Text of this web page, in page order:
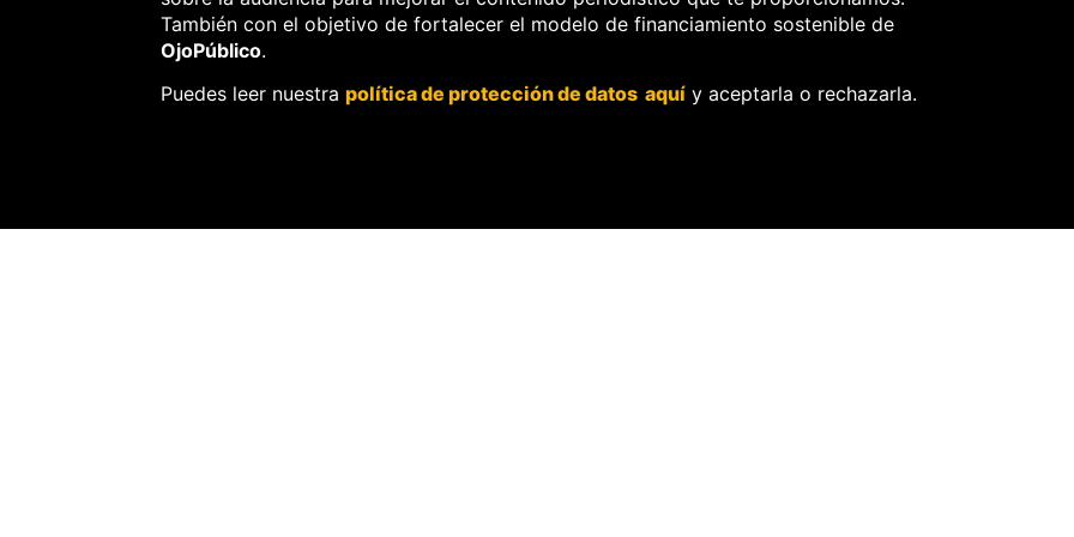
editorial.
Sobre el secreto
OjoBiónico:
También con el objetivo de fortalecer el modelo de financiamiento sostenible de
OjoPúblico.
Puedes leer nuestrapolítica de protección de datos aquí y aceptarla o rechazarla.